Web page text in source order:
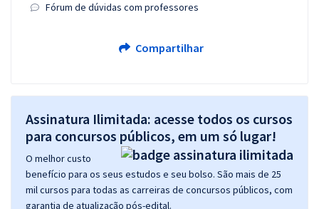
Fórum de dúvidas com professores
Compartilhar
Assinatura Ilimitada: acesse todos os cursos
para concursos públicos, em um só lugar!
O melhor custo
benefício para os seus estudos e seu bolso. São mais de 25
mil cursos para todas as carreiras de concursos públicos, com
garantia de atualização pós-edital.